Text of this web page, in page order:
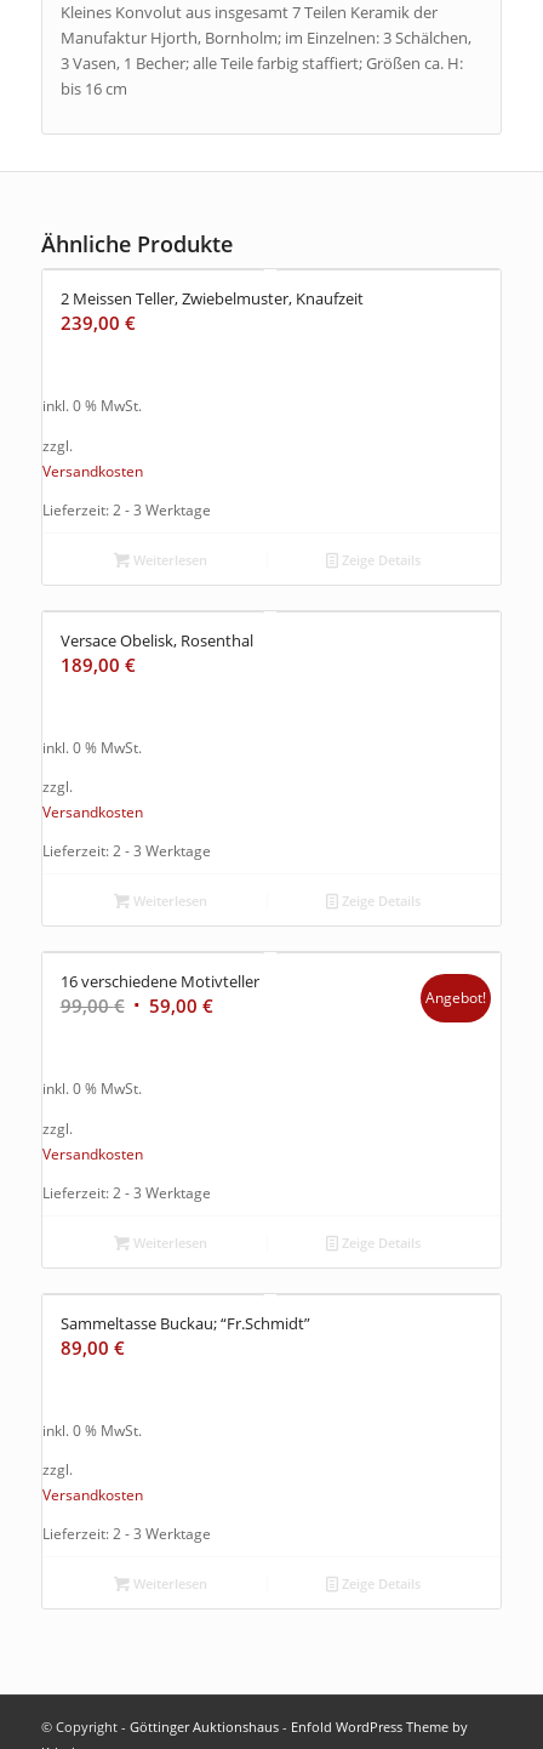
Kleines Konvolut aus insgesamt 7 Teilen Keramik der
Manufaktur Hjorth, Bornholm; im Einzelnen: 3 Schälchen,
3 Vasen, 1 Becher; alle Teile farbig staffiert; Größen ca. H:
bis 16 cm
Ähnliche Produkte
2 Meissen Teller, Zwiebelmuster, Knaufzeit
239,00 €
inkl. 0 % MwSt.
zzgl.
Versandkosten
Lieferzeit: 2 - 3 Werktage
Weiterlesen Zeige Details
Versace Obelisk, Rosenthal
189,00 €
inkl. 0 % MwSt.
zzgl.
Versandkosten
Lieferzeit: 2 - 3 Werktage
Weiterlesen Zeige Details
16 verschiedene Motivteller
99,00€ 59,00 € Angebot!
inkl. 0 % MwSt.
zzgl.
Versandkosten
Lieferzeit: 2 - 3 Werktage
Weiterlesen Zeige Details
Sammeltasse Buckau; “Fr.Schmidt”
89,00 €
inkl. 0 % MwSt.
zzgl.
Versandkosten
Lieferzeit: 2 - 3 Werktage
Weiterlesen Zeige Details
© Copyright - Göttinger Auktionshaus- Enfold WordPress Theme by